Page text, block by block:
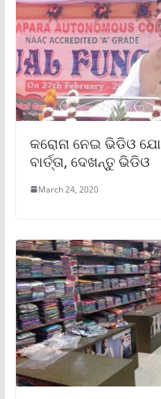
କରୋନା ନେଇ ଭିଡିଓ
ବାର୍ତ୍ତା, ଦେଖନ୍ତୁ ଭିଡିଓ
March 24, 2020